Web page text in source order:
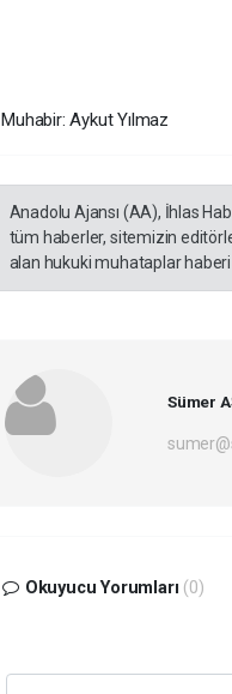
Muhabir: Aykut Yılmaz
Anadolu Ajansı (AA), İhlas
tüm haberler, sitemizin
alan hukuki muhataplar
Sümer
Okuyucu Yorumları (0)